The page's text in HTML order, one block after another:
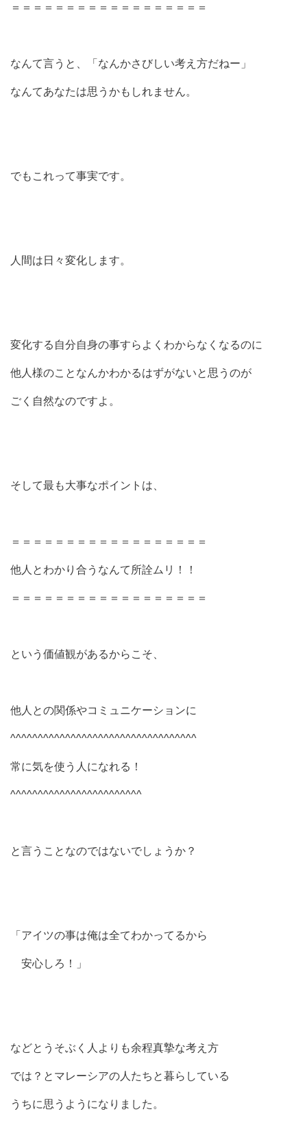
＝＝＝＝＝＝＝＝＝＝＝＝＝＝＝＝＝＝
なんて言うと、「なんかさびしい考え方だねー」
なんてあなたは思うかもしれません。
でもこれって事実です。
人間は日々変化します。
変化する自分自身の事すらよくわからなくなるのに
他人様のことなんかわかるはずがないと思うのが
ごく自然なのですよ。
そして最も大事なポイントは、
＝＝＝＝＝＝＝＝＝＝＝＝＝＝＝＝＝＝
他人とわかり合うなんて所詮ムリ！！
＝＝＝＝＝＝＝＝＝＝＝＝＝＝＝＝＝＝
という価値観があるからこそ、
他人との関係やコミュニケーションに
^^^^^^^^^^^^^^^^^^^^^^^^^^^^^^^^^^
常に気を使う人になれる！
^^^^^^^^^^^^^^^^^^^^^^^^
と言うことなのではないでしょうか？
「アイツの事は俺は全てわかってるから
安心しろ！」
などとうそぶく人よりも余程真摯な考え方
では？とマレーシアの人たちと暮らしている
うちに思うようになりました。